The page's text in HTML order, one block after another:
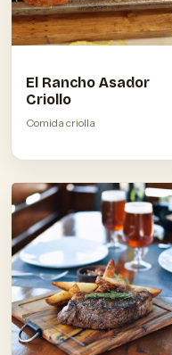
El Rancho Asador
Criollo
Comida criolla